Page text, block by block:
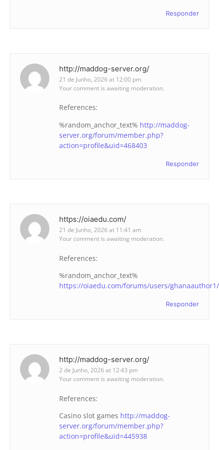
Responder
http://maddog-server.org/
21 de Junho, 2026 at 12:00 pm
Your comment is awaiting moderation.
References:
%random_anchor_text% http://maddog-
server.org/forum/member.php?
action=profile&uid=468403
Responder
https://oiaedu.com/
21 de Junho, 2026 at 11:41 am
Your comment is awaiting moderation.
References:
%random_anchor_text%
https://oiaedu.com/forums/users/ghanaauthor1/
Responder
http://maddog-server.org/
2 de Junho, 2026 at 12:43 pm
Your comment is awaiting moderation.
References:
Casino slot games http://maddog-
server.org/forum/member.php?
action=profile&uid=445938